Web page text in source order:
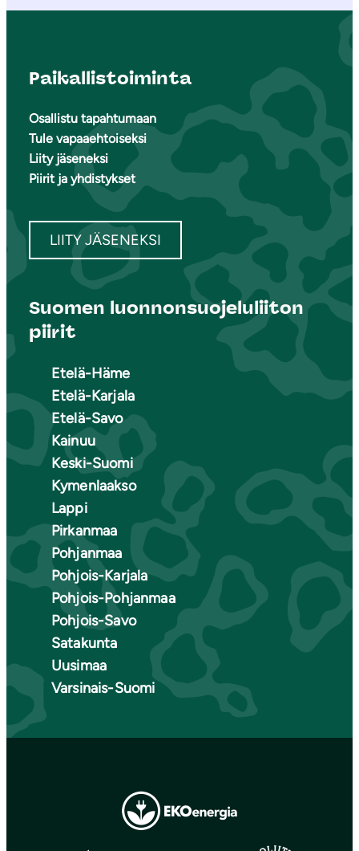
Paikallistoiminta
Osallistu tapahtumaan
Tule vapaaehtoiseksi
Liity jäseneksi
Piirit ja yhdistykset
LIITY JÄSENEKSI
Suomen luonnonsuojeluliiton
piirit
Etelä-Häme
Etelä-Karjala
Etelä-Savo
Kainuu
Keski-Suomi
Kymenlaakso
Lappi
Pirkanmaa
Pohjanmaa
Pohjois-Karjala
Pohjois-Pohjanmaa
Pohjois-Savo
Satakunta
Uusimaa
Varsinais-Suomi